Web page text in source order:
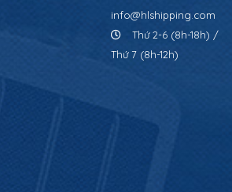
info@hlshipping.com
Thứ 2-6 (8h-18h) /
Thứ 7 (8h-12h)